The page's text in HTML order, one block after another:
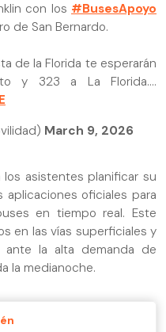
con los #BusesApoyo
de San Bernardo.
de la Florida te esperarán
y 323 a La Florida.…
March 9, 2026
asistentes planificar su
aplicaciones oficiales para
en tiempo real. Este
en las vías superficiales y
ante la alta demanda de
la medianoche.